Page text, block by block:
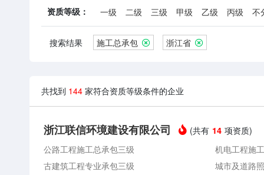
冶金工程施工总承包
资质等级： 一级 二级 三级 甲级 乙级 丙级 不
搜索结果 施工总承包 浙江省
共找到 144 家符合资质等级条件的企业
浙江联信环境建设有限公司 (共有 14 项资质)
公路工程施工总承包三级
机电工程施
古建筑工程专业承包三级
城市及道路